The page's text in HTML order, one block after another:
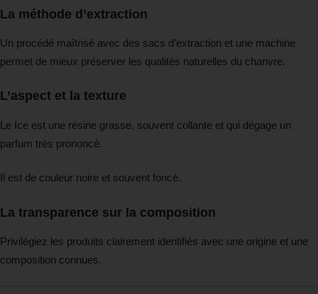
La méthode d’extraction
Un procédé maîtrisé avec des sacs d’extraction et une machine
permet de mieux préserver les qualités naturelles du chanvre.
L’aspect et la texture
Le Ice est une résine grasse, souvent collante et qui dégage un
parfum très prononcé.
Il est de couleur noire et souvent foncé.
La transparence sur la composition
Privilégiez les produits clairement identifiés avec une origine et une
composition connues.